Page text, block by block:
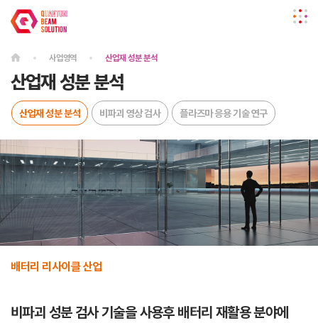
사업영역 산업재 성분 분석
산업재 성분 분석
산업재 성분 분석 비파괴 영상 검사 플라즈마 응용 기술 연구
배터리 리사이클 산업
비파괴 성분 검사 기술을 사용후 배터리 재활용 분야에